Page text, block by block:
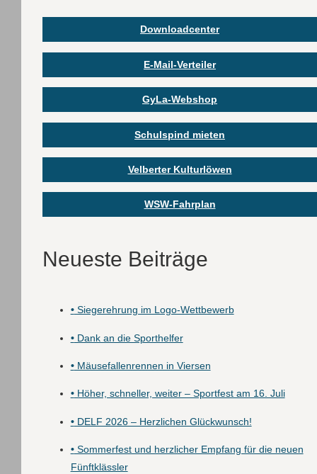
Beiträge
Downloadcenter
E-Mail-Verteiler
GyLa-Webshop
Schulspind mieten
Velberter Kulturlöwen
WSW-Fahrplan
Neueste Beiträge
•Siegerehrung im Logo-Wettbewerb
•Dank an die Sporthelfer
•Mäusefallenrennen in Viersen
•Höher, schneller, weiter – Sportfest am 16. Juli
•DELF 2026 – Herzlichen Glückwunsch!
•Sommerfest und herzlicher Empfang für die neuen
Fünftklässler